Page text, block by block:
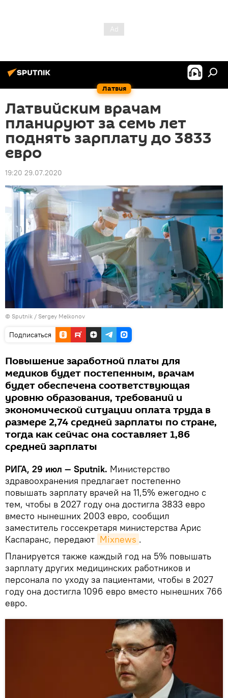
Латвия
Латвийским врачам
планируют за семь лет
поднять зарплату до 3833
евро
19:20 29.07.2020
© Sputnik / Sergey Melkonov
Подписаться
Повышение заработной платы для
медиков будет постепенным, врачам
будет обеспечена соответствующая
уровню образования, требований и
экономической ситуации оплата труда в
размере 2,74 средней зарплаты по стране,
тогда как сейчас она составляет 1,86
средней зарплаты
РИГА, 29 июл — Sputnik. Министерство
здравоохранения предлагает постепенно
повышать зарплату врачей на 11,5% ежегодно с
тем, чтобы в 2027 году она достигла 3833 евро
вместо нынешних 2003 евро, сообщил
заместитель госсекретаря министерства Арис
Каспаранс, передают Mixnews .
Планируется также каждый год на 5% повышать
зарплату других медицинских работников и
персонала по уходу за пациентами, чтобы в 2027
году она достигла 1096 евро вместо нынешних 766
евро.